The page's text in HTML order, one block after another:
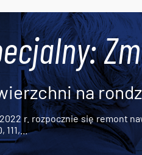
na
r. rozpocznie się remont